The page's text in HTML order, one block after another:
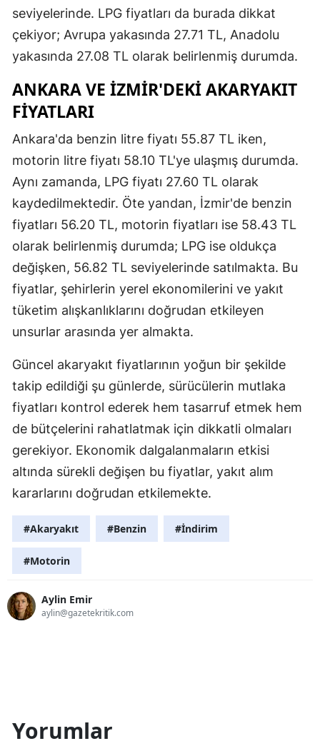
seviyelerinde. LPG fiyatları da burada dikkat
çekiyor; Avrupa yakasında 27.71 TL, Anadolu
yakasında 27.08 TL olarak belirlenmiş durumda.
ANKARA VE İZMIR'DEKI AKARYAKIT
FIYATLARI
Ankara'da benzin litre fiyatı 55.87 TL iken,
motorin litre fiyatı 58.10 TL'ye ulaşmış durumda.
Aynı zamanda, LPG fiyatı 27.60 TL olarak
kaydedilmektedir. Öte yandan, İzmir'de benzin
fiyatları 56.20 TL, motorin fiyatları ise 58.43 TL
olarak belirlenmiş durumda; LPG ise oldukça
değişken, 56.82 TL seviyelerinde satılmakta. Bu
fiyatlar, şehirlerin yerel ekonomilerini ve yakıt
tüketim alışkanlıklarını doğrudan etkileyen
unsurlar arasında yer almakta.
Güncel akaryakıt fiyatlarının yoğun bir şekilde
takip edildiği şu günlerde, sürücülerin mutlaka
fiyatları kontrol ederek hem tasarruf etmek hem
de bütçelerini rahatlatmak için dikkatli olmaları
gerekiyor. Ekonomik dalgalanmaların etkisi
altında sürekli değişen bu fiyatlar, yakıt alım
kararlarını doğrudan etkilemekte.
#Akaryakıt #Benzin #İndirim
#Motorin
Aylin Emir
aylin@gazetekritik.com
Yorumlar